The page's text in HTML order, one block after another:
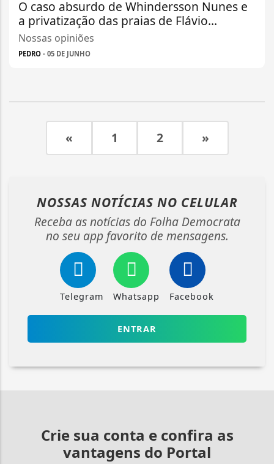
O caso absurdo de Whindersson Nunes e
a privatização das praias de Flávio...
Nossas opiniões
PEDRO - 05 DE JUNHO
« 1 2 »
NOSSAS NOTÍCIAS NO CELULAR
Receba as notícias do Folha Democrata
no seu app favorito de mensagens.
Telegram Whatsapp Facebook
ENTRAR
Crie sua conta e confira as
vantagens do Portal